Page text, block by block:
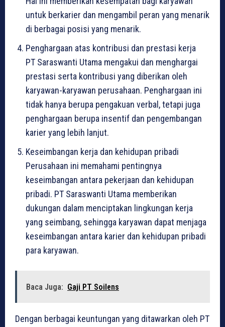
untuk berkarier dan mengambil peran yang menarik
di berbagai posisi yang menarik.
Penghargaan atas kontribusi dan prestasi kerja
PT Saraswanti Utama mengakui dan menghargai
prestasi serta kontribusi yang diberikan oleh
karyawan-karyawan perusahaan. Penghargaan ini
tidak hanya berupa pengakuan verbal, tetapi juga
penghargaan berupa insentif dan pengembangan
karier yang lebih lanjut.
Keseimbangan kerja dan kehidupan pribadi
Perusahaan ini memahami pentingnya
keseimbangan antara pekerjaan dan kehidupan
pribadi. PT Saraswanti Utama memberikan
dukungan dalam menciptakan lingkungan kerja
yang seimbang, sehingga karyawan dapat menjaga
keseimbangan antara karier dan kehidupan pribadi
para karyawan.
Baca Juga: Gaji PT Soilens
Dengan berbagai keuntungan yang ditawarkan oleh PT